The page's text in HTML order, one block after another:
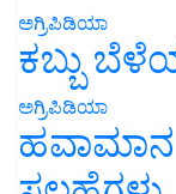
ಅಗ್ರಿಪಿಡಿಯಾ
ಕಬ್ಬು
ಅಗ್ರಿಪಿಡಿಯಾ
ಹವಾಮಾನ